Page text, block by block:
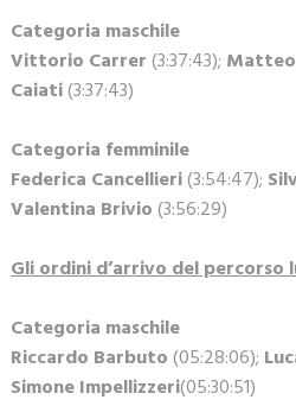
Categoria maschile
Vittorio Carrer (3:37:43);
Caiati(3:37:43)
Categoria femminile
Federica Cancellieri(3:54:47);
Valentina Brivio (3:56:29)
Gli ordini d’arrivo del percorso
Categoria maschile
Riccardo Barbuto (05:28:06);
Simone Impellizzeri(05:30:51)